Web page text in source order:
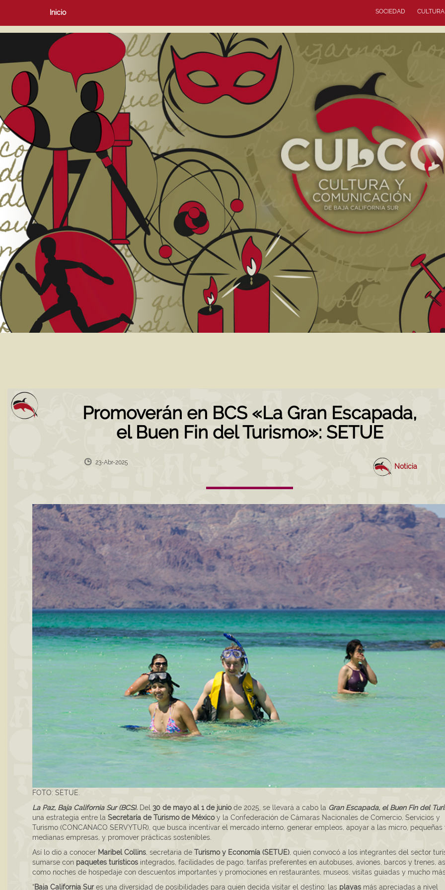
Inicio SOCIEDAD CULTURA
Promoverán en BCS «La Gran Escapada,
el Buen Fin del Turismo»: SETUE
23-Abr-2025 Noticia
FOTO: SETUE.
La Paz, Baja California Sur (BCS). Del 30 de mayo al 1 de juniode 2025, se llevará a cabo la Gran Escapada, el Buen Fin del
una estrategia entre la Secretaría de Turismo de Méxicoy la Confederación de Cámaras Nacionales de Comercio, Servicios y
Turismo (CONCANACO SERVYTUR), que busca incentivar el mercado interno, generar empleos, apoyar a las micro, pequeñas
medianas empresas, y promover prácticas sostenibles.
Así lo dio a conocer Maribel Collins , secretaria de Turismo y Economía (SETUE) , quien convocó a los integrantes del sector
sumarse con paquetes turísticos integrados, facilidades de pago, tarifas preferentes en autobuses, aviones, barcos y trenes,
como noches de hospedaje con descuentos importantes y promociones en restaurantes, museos, visitas guiadas y mucho
“Baja California Sures una diversidad de posibilidades para quien decida visitar el destino: las playas más apreciadas a nivel